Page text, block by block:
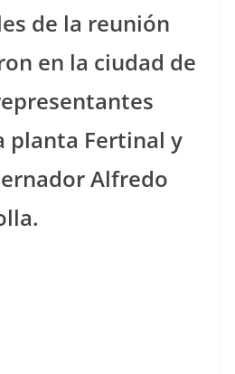
de la reunión
en la ciudad de
planta Fertinal y
Alfredo